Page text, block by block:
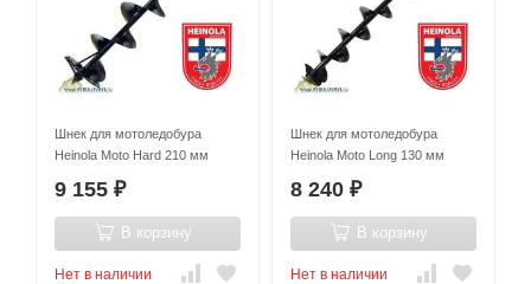
Шнек для мотоледобура
Heinola Moto Hard 210 мм
9 155 ₽
В корзину
Нет в наличии
Шнек для мотоледобура
Heinola Moto Long 130 мм
8 240 ₽
В корзину
Нет в наличии